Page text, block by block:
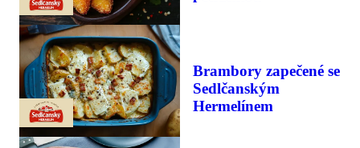
Brambory zapečené se
Sedlčanským
Hermelínem